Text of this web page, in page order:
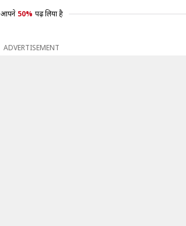
आपने 50% पढ़ लिया है
ADVERTISEMENT